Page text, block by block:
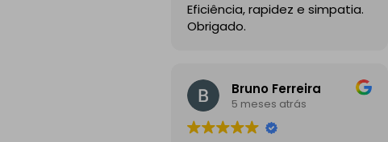
Eficiência, rapidez e simpatia.
Obrigado.
Bruno Ferreira
5 meses atrás